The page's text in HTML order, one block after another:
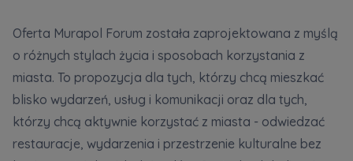
Oferta Murapol Forum została zaprojektowana z myślą
o różnych stylach życia i sposobach korzystania z
miasta. To propozycja dla tych, którzy chcą mieszkać
blisko wydarzeń, usług i komunikacji oraz dla tych,
którzy chcą aktywnie korzystać z miasta - odwiedzać
restauracje, wydarzenia i przestrzenie kulturalne bez